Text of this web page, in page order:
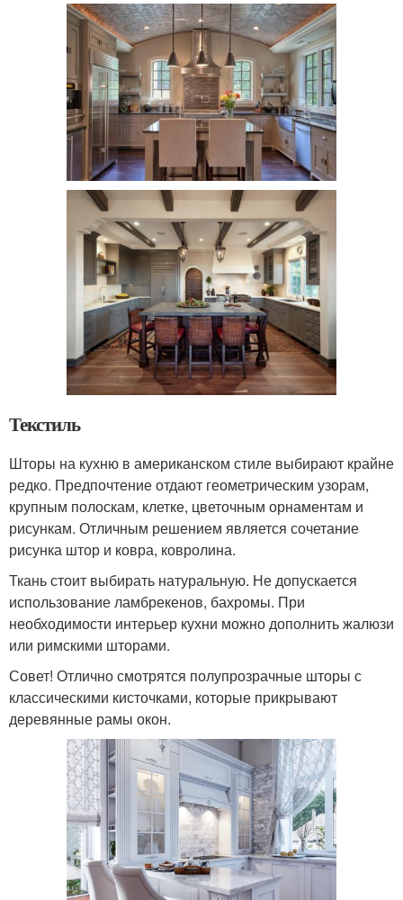
Текстиль
Шторы на кухню в американском стиле выбирают крайне
редко. Предпочтение отдают геометрическим узорам,
крупным полоскам, клетке, цветочным орнаментам и
рисункам. Отличным решением является сочетание
рисунка штор и ковра, ковролина.
Ткань стоит выбирать натуральную. Не допускается
использование ламбрекенов, бахромы. При
необходимости интерьер кухни можно дополнить жалюзи
или римскими шторами.
Совет! Отлично смотрятся полупрозрачные шторы с
классическими кисточками, которые прикрывают
деревянные рамы окон.